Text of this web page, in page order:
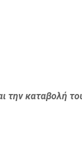
την καταβολή